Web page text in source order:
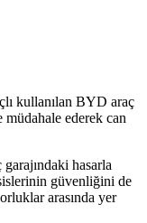
kullanılan BYD araç
müdahale ederek can
hasarla
güvenliğini de
arasında yer